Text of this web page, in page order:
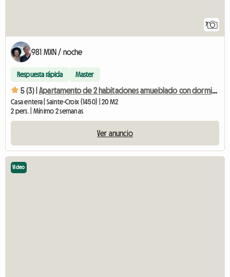
7
981 MXN / noche
Respuesta rápida Master
5 (3) | Apartamento de 2 habitaciones amueblado con dormitorio independiente
Casa entera | Sainte-Croix (1450) | 20 M2
2 pers. | Mínimo 2 semanas
Ver anuncio
Video